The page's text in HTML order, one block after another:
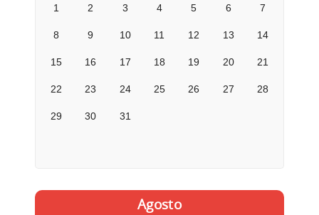
1 2 3 4 5 6 7
8 9 10 11 12 13 14
15 16 17 18 19 20 21
22 23 24 25 26 27 28
29 30 31
Agosto